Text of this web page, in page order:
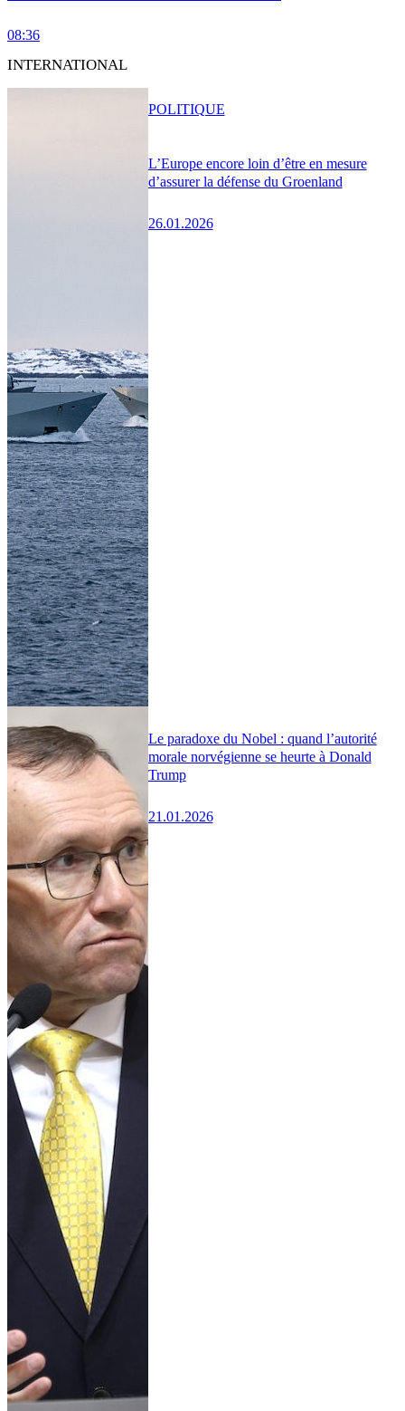
08:36
INTERNATIONAL
L’Europe encore loin d’être en mesure
d’assurer la défense du Groenland
26.01.2026
POLITIQUE
Le paradoxe du Nobel : quand l’autorité
morale norvégienne se heurte à Donald
Trump
21.01.2026